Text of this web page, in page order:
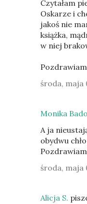
Czytałam
Oskarze i
jakoś nie
książka,
w niej
środa, maja
Monika
A ja
obydwu
środa, maja
Alicja S.